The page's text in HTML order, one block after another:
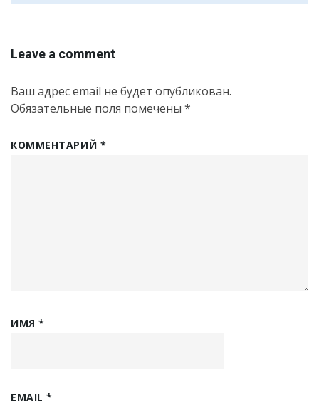
Leave a comment
Ваш адрес email не будет опубликован.
Обязательные поля помечены *
КОММЕНТАРИЙ *
ИМЯ*
EMAIL*